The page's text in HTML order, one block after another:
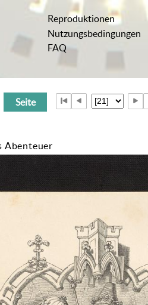
Reproduktionen
Nutzungsbedingungen
FAQ
Seite
Abenteuer